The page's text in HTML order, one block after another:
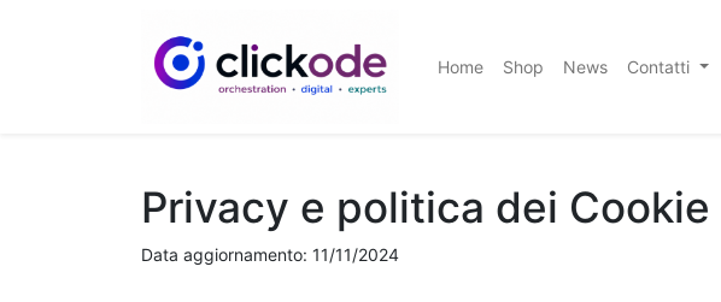
Home Shop News Contatti
Privacy e politica dei Cookie
Data aggiornamento: 11/11/2024